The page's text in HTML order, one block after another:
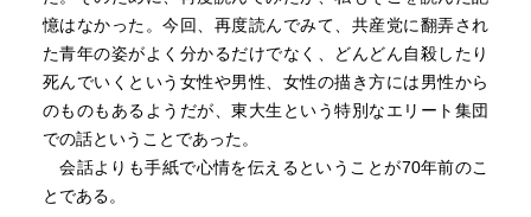
憶はなかった。今回、再度読んでみて、共産党に翻弄され
た青年の姿がよく分かるだけでなく、どんどん自殺したり
死んでいくという女性や男性、女性の描き方には男性から
のものもあるようだが、東大生という特別なエリート集団
での話ということであった。
会話よりも手紙で心情を伝えるということが70年前のこ
とである。